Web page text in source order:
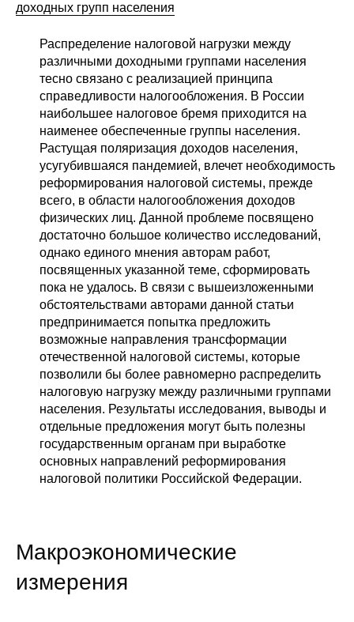
Стандарты оформления
Семинары
Энергетический семинар
Российско-французский семинар
ЦДУ
Отрасли и регионы
Ученый совет
Материалы
О совете
Регулярные прогнозы
Квартальный прогноз
Краткосрочный прогноз
Российская Система Климатического
Мониторинга
доходных групп населения
Распределение налоговой нагрузки между
различными доходными группами населения
тесно связано с реализацией принципа
справедливости налогообложения. В России
наибольшее налоговое бремя приходится на
наименее обеспеченные группы населения.
Растущая поляризация доходов населения,
усугубившаяся пандемией, влечет необходимость
реформирования налоговой системы, прежде
всего, в области налогообложения доходов
физических лиц. Данной проблеме посвящено
достаточно большое количество исследований,
однако единого мнения авторам работ,
посвященных указанной теме, сформировать
пока не удалось. В связи с вышеизложенными
обстоятельствами авторами данной статьи
предпринимается попытка предложить
возможные направления трансформации
отечественной налоговой системы, которые
позволили бы более равномерно распределить
налоговую нагрузку между различными группами
населения. Результаты исследования, выводы и
отдельные предложения могут быть полезны
государственным органам при выработке
основных направлений реформирования
налоговой политики Российской Федерации.
Макроэкономические
измерения